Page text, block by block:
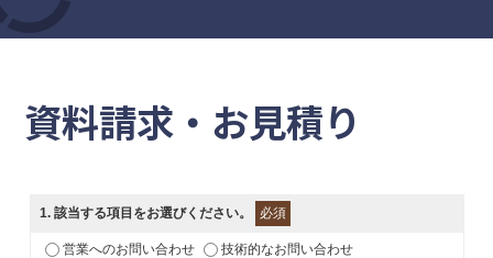
資料請求・お見積り
1. 該当する項目をお選びください。 必須
営業へのお問い合わせ 技術的なお問い合わせ